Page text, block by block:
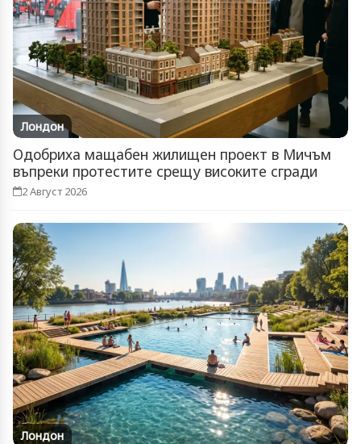
Лондон
Одобриха мащабен жилищен проект в Мичъм
въпреки протестите срещу високите сгради
2 Август 2026
Лондон